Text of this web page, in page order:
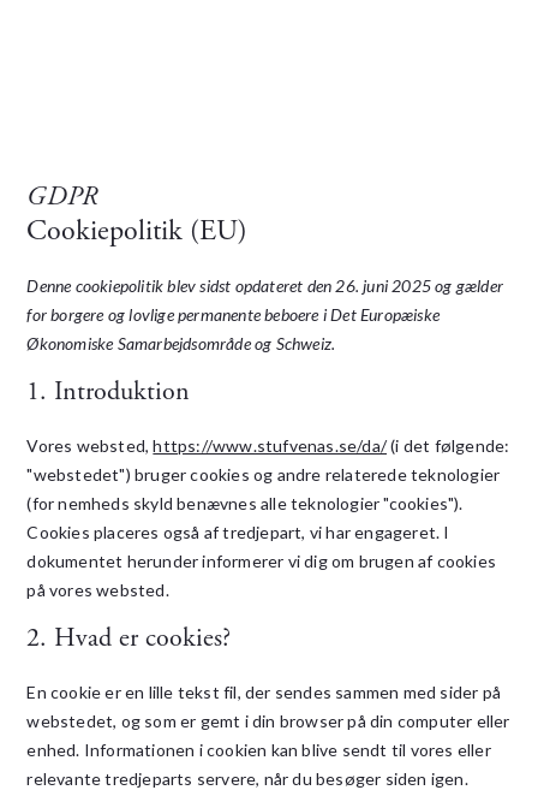
GDPR
Cookiepolitik (EU)
Denne cookiepolitik blev sidst opdateret den 26. juni 2025 og gælder
for borgere og lovlige permanente beboere i Det Europæiske
Økonomiske Samarbejdsområde og Schweiz.
1. Introduktion
Vores websted,https://www.stufvenas.se/da/(i det følgende:
"webstedet") bruger cookies og andre relaterede teknologier
(for nemheds skyld benævnes alle teknologier "cookies").
Cookies placeres også af tredjepart, vi har engageret. I
dokumentet herunder informerer vi dig om brugen af ​​cookies
på vores websted.
2. Hvad er cookies?
En cookie er en lille tekst fil, der sendes sammen med sider på
webstedet, og som er gemt i din browser på din computer eller
enhed. Informationen i cookien kan blive sendt til vores eller
relevante tredjeparts servere, når du besøger siden igen.